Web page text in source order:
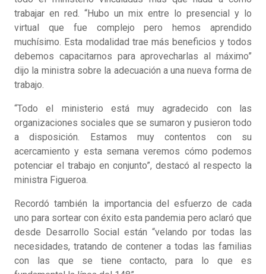
trabajar en red. “Hubo un mix entre lo presencial y lo
virtual que fue complejo pero hemos aprendido
muchísimo. Esta modalidad trae más beneficios y todos
debemos capacitarnos para aprovecharlas al máximo”
dijo la ministra sobre la adecuación a una nueva forma de
trabajo.
“Todo el ministerio está muy agradecido con las
organizaciones sociales que se sumaron y pusieron todo
a disposición. Estamos muy contentos con su
acercamiento y esta semana veremos cómo podemos
potenciar el trabajo en conjunto”, destacó al respecto la
ministra Figueroa.
Recordó también la importancia del esfuerzo de cada
uno para sortear con éxito esta pandemia pero aclaró que
desde Desarrollo Social están “velando por todas las
necesidades, tratando de contener a todas las familias
con las que se tiene contacto, para lo que es